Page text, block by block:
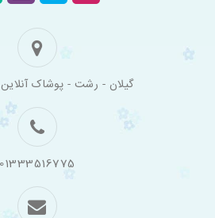
گیلان - رشت - پوشاک
01333516775